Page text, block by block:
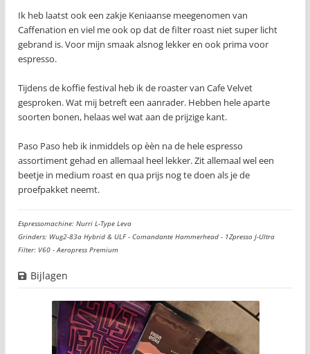
Ik heb laatst ook een zakje Keniaanse meegenomen van
Caffenation en viel me ook op dat de filter roast niet super licht
gebrand is. Voor mijn smaak alsnog lekker en ook prima voor
espresso.
Tijdens de koffie festival heb ik de roaster van Cafe Velvet
gesproken. Wat mij betreft een aanrader. Hebben hele aparte
soorten bonen, helaas wel wat aan de prijzige kant.
Paso Paso heb ik inmiddels op èèn na de hele espresso
assortiment gehad en allemaal heel lekker. Zit allemaal wel een
beetje in medium roast en qua prijs nog te doen als je de
proefpakket neemt.
Espressomachine: Nurri L-Type Leva
Grinders: Wug2-83a Hybrid & ULF - Comandante Hammerhead - 1Zpresso J-Ultra
Filter: V60 - Aeropress Premium
Bijlagen